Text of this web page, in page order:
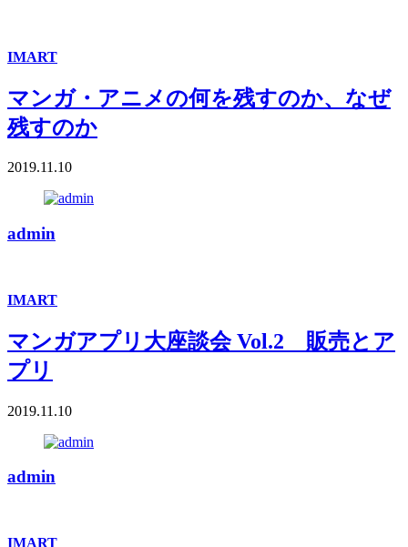
IMART
マンガ・アニメの何を残すのか、なぜ
残すのか
2019.11.10
admin
IMART
マンガアプリ大座談会 Vol.2 販売とア
プリ
2019.11.10
admin
IMART